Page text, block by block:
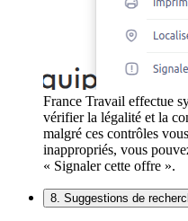
France Travail effectue
vérifier la légalité et la
malgré ces contrôles
inappropriés, vous
« Signaler cette offre ».
8. Suggestions de